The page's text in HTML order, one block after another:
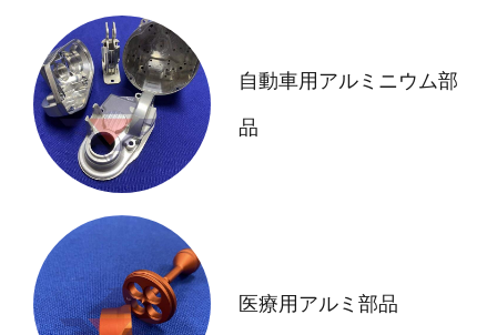
自動車用アルミニウム部
品
医療用アルミ部品